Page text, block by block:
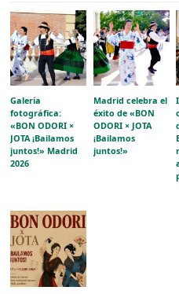
Galería
fotográfica:
«BON ODORI ×
JOTA ¡Bailamos
juntos!» Madrid
2026
Madrid celebra el
éxito de «BON
ODORI × JOTA
¡Bailamos
juntos!»